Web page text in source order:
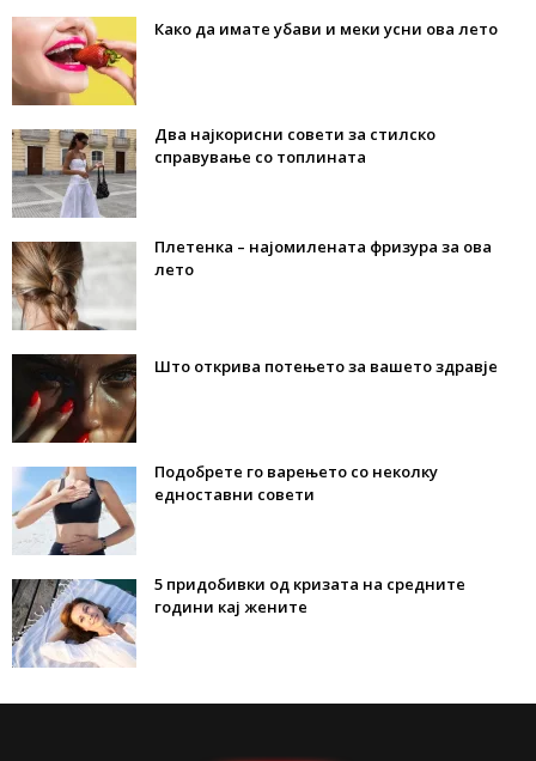
Како да имате убави и меки усни ова лето
Два најкорисни совети за стилско
справување со топлината
Плетенка – најомилената фризура за ова
лето
Што открива потењето за вашето здравје
Подобрете го варењето со неколку
едноставни совети
5 придобивки од кризата на средните
години кај жените